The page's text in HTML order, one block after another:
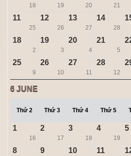
18 19 20 21
11
25
12
26
13
27
14
28
18
2
19
3
20
4
21
5
25
9
26
10
27
11
28
12
6 JUNE
Thứ 2 Thứ 3 Thứ 4 Thứ 5
1
16
2
17
3
18
4
19
5
8 9 10 11